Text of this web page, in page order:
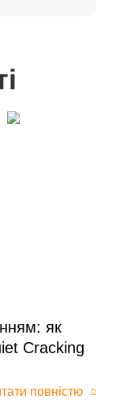
як
Cracking
повністю